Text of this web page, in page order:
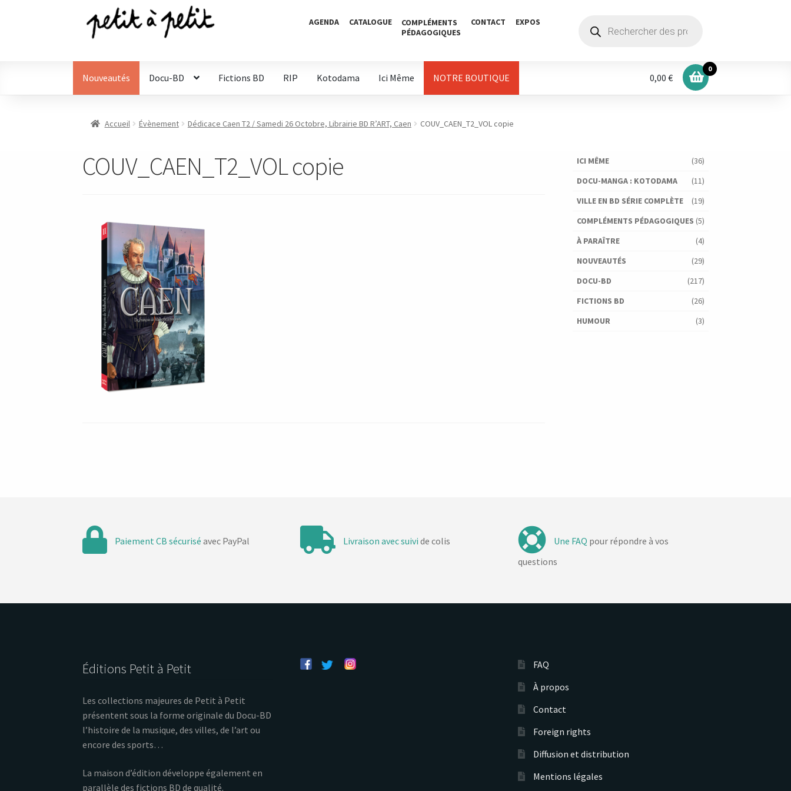
Aller
navigation
Aller
AGENDA CATALOGUE
COMPLÉMENTS
PÉDAGOGIQUES
CONTACT EXPOS
produits
Nouveautés Docu-BD Fictions BD RIP Kotodama Ici Même NOTRE BOUTIQUE 0,00 €
0
Accueil Évènement Dédicace Caen T2 / Samedi 26 Octobre, Librairie BD R’ART, Caen COUV_CAEN_T2_VOL copie
COUV_CAEN_T2_VOL copie ICI MÊME
(36)
DOCU-MANGA : KOTODAMA
(11)
VILLE EN BD SÉRIE COMPLÈTE
(19)
COMPLÉMENTS PÉDAGOGIQUES (5)
À PARAÎTRE
(4)
NOUVEAUTÉS
(29)
DOCU-BD
(217)
FICTIONS BD
(26)
HUMOUR
(3)
Paiement CB sécurisé avec PayPal Livraison avec suivi de colis Une FAQ pour répondre à vos
questions
Éditions Petit à Petit
Les collections majeures de Petit à Petit
présentent sous la forme originale du Docu-BD
l’histoire de la musique, des villes, de l’art ou
encore des sports…
La maison d’édition développe également en
parallèle des fictions BD de qualité.
FAQ
À propos
Contact
Foreign rights
Diffusion et distribution
Mentions légales